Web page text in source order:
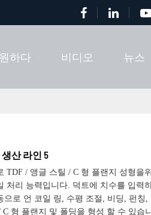
하다 비디오 뉴스
산 라인 5
TDF / 앵글 스틸 / C 형 플랜지 성형을
처리 능력입니다. 덕트에 치수를 입력
으로 언 코일 링, 수평 조절, 비딩, 펀칭
C 형 플랜지 및 폴딩을 형성 할 수 있습